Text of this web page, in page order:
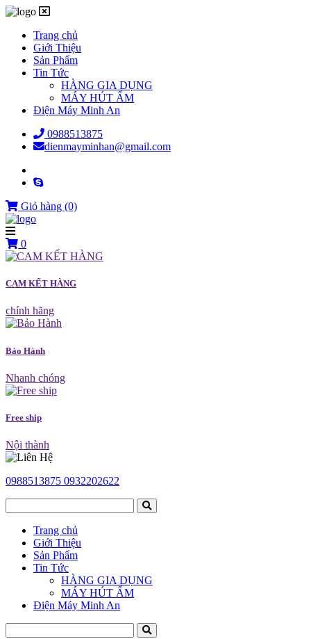
Trang chủ
Giới Thiệu
Sản Phẩm
Tin Tức
HÀNG GIA DỤNG
MÁY HÚT ẨM
Điện Máy Minh An
0988513875
dienmayminhan@gmail.com
Giỏ hàng (0)
0
CAM KẾT HÀNG
chính hãng
Bảo Hành
Nhanh chóng
Free ship
Nội thành
0988513875 0932202622
Trang chủ
Giới Thiệu
Sản Phẩm
Tin Tức
HÀNG GIA DỤNG
MÁY HÚT ẨM
Điện Máy Minh An